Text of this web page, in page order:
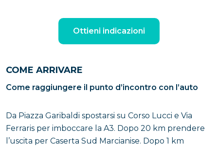
Ottieni indicazioni
COME ARRIVARE
Come raggiungere il punto d’incontro con l’auto
Da Piazza Garibaldi spostarsi su Corso Lucci e Via
Ferraris per imboccare la A3. Dopo 20 km prendere
l’uscita per Caserta Sud Marcianise. Dopo 1 km